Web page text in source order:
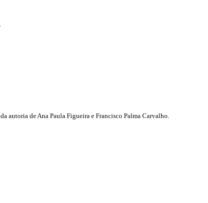
da autoria de Ana Paula Figueira e Francisco Palma Carvalho.